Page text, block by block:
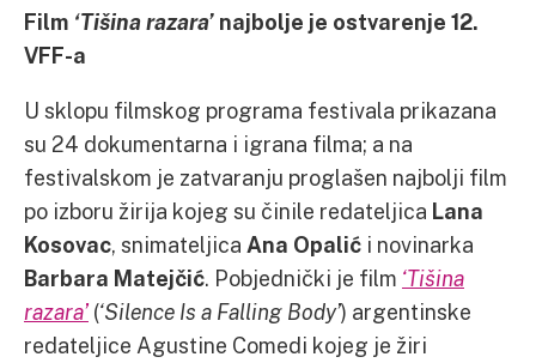
Film ‘Tišina razara’ najbolje je ostvarenje 12.
VFF-a
U sklopu filmskog programa festivala prikazana
su 24 dokumentarna i igrana filma; a na
festivalskom je zatvaranju proglašen najbolji film
po izboru žirija kojeg su činile redateljica Lana
Kosovac, snimateljica Ana Opalić i novinarka
Barbara Matejčić. Pobjednički je film ‘Tišina
razara’(‘Silence Is a Falling Body’) argentinske
redateljice Agustine Comedi kojeg je žiri